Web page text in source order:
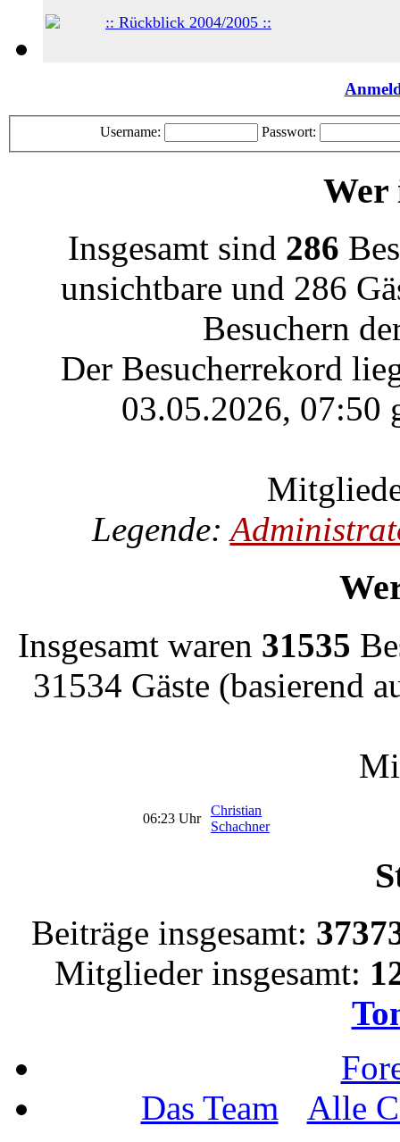
:: Rückblick 2004/2005 ::
Username: Passwort:
Wer
Insgesamt sind 286
unsichtbare und 286
Besuchern
Der Besucherrekord
03.05.2026, 07:50
Legende:
Insgesamt waren 31535
31534 Gäste (basierend
06:23 Uhr
Christian
Schachner
Beiträge insgesamt:
Mitglieder insgesamt:
Das Team
Alle